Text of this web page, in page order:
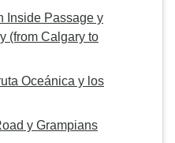
Inside Passage y
(from Calgary to
Oceánica y los
y Grampians